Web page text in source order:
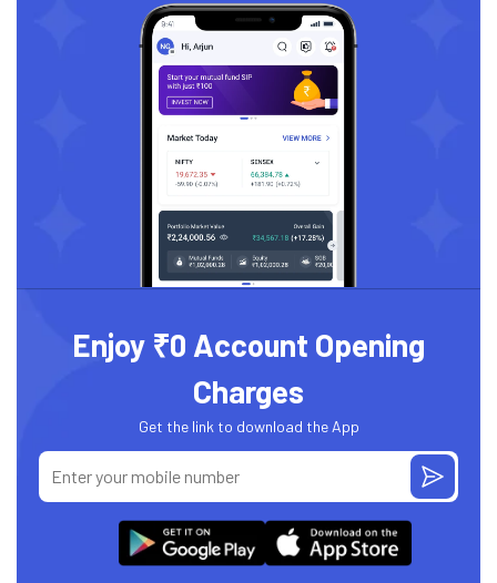
Enjoy ₹0 Account Opening
Charges
Get the link to download the App